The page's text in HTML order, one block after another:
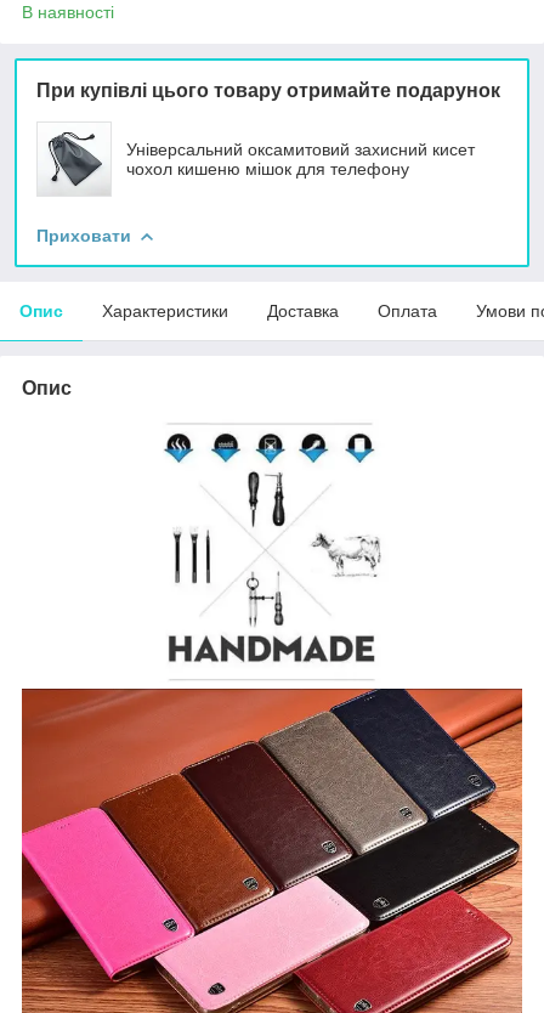
В наявності
При купівлі цього товару отримайте подарунок
Універсальний оксамитовий захисний кисет
чохол кишеню мішок для телефону
Приховати
Опис Характеристики Доставка Оплата Умови
Опис